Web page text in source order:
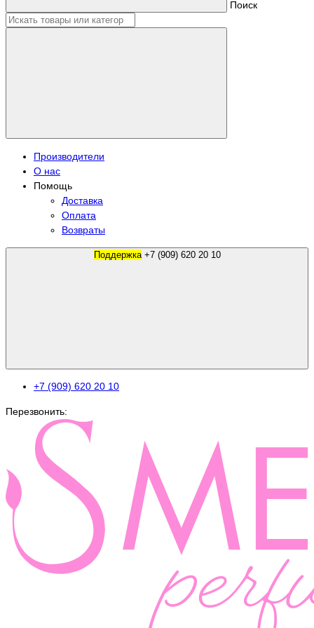
Поиск
Производители
О нас
Помощь
Доставка
Оплата
Возвраты
Поддержка +7 (909) 620 20 10
+7 (909) 620 20 10
Перезвонить: